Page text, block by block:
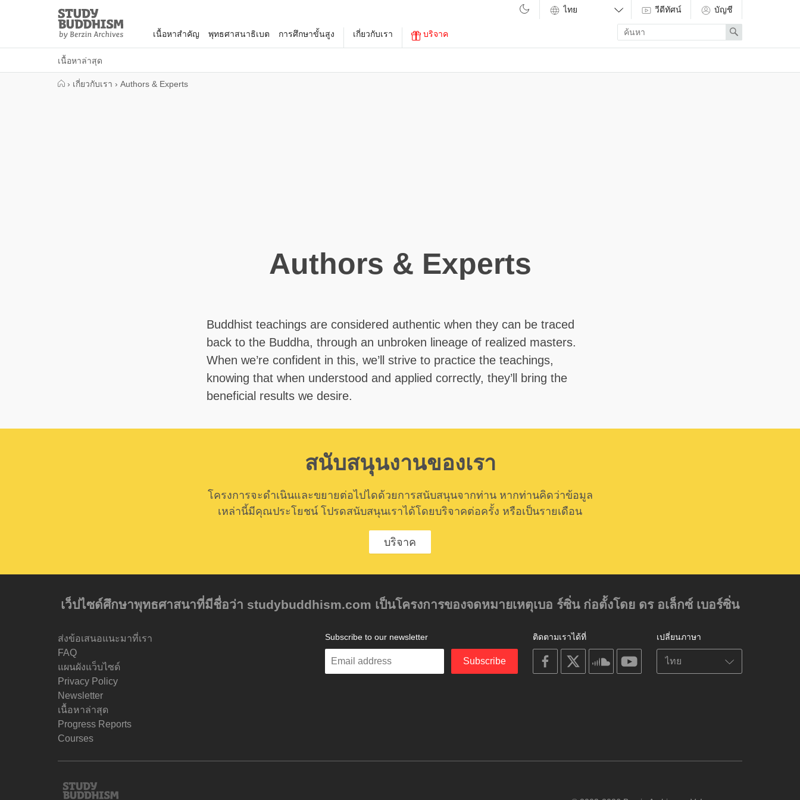
Study
Buddhism
Home
เนื้อหาสำคัญ พุทธศาสนาธิเบต การศึกษาขั้นสูง เกี่ยวกับเรา
เนื้อหาล่าสุด
บริจาค
วีดีทัศน์
บัญชี
Enter
search
term
Search
› เกี่ยวกับเรา › Authors & Experts
Authors & Experts
Buddhist teachings are considered authentic when they can be traced
back to the Buddha, through an unbroken lineage of realized masters.
When we’re confident in this, we’ll strive to practice the teachings,
knowing that when understood and applied correctly, they’ll bring the
beneficial results we desire.
สนับสนุนงานของเรา
โครงการจะดำเนินและขยายต่อไปไดด้วยการสนับสนุนจากท่าน หากท่านคิดว่าข้อมูล
เหล่านี้มีคุณประโยชน์ โปรดสนับสนุนเราได้โดยบริจาคต่อครั้ง หรือเป็นรายเดือน
บริจาค
เว็ปไซด์ศึกษาพุทธศาสนาที่มีชื่อว่า studybuddhism.com เป็นโครงการของจดหมายเหตุเบอ ร์ซิ่น ก่อตั้งโดย ดร อเล็กซ์ เบอร์ซิ่น
ส่งข้อเสนอแนะมาที่เรา
FAQ
แผนผังแว็บไซด์
Privacy Policy
Newsletter
เนื้อหาล่าสุด
Progress Reports
Courses
เปลี่ยนภาษา
ติดตามเราได้ที่
on
facebook
on
on
soundcloudyoutube
Subscribe to our newsletter
Enter
Subscribe
Study